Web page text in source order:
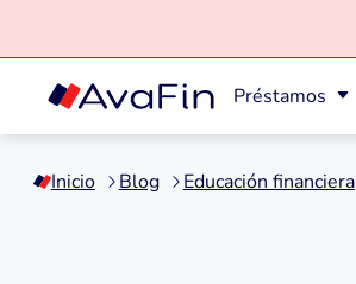
Saltar
contenido
Préstamos
Inicio Blog Educación financiera